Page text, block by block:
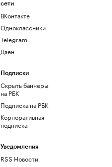
сети
ВКонтакте
Одноклассники
Telegram
Дзен
Подписки
Скрыть баннеры
на РБК
Подписка на РБК
Корпоративная
подписка
Уведомления
RSS Новости